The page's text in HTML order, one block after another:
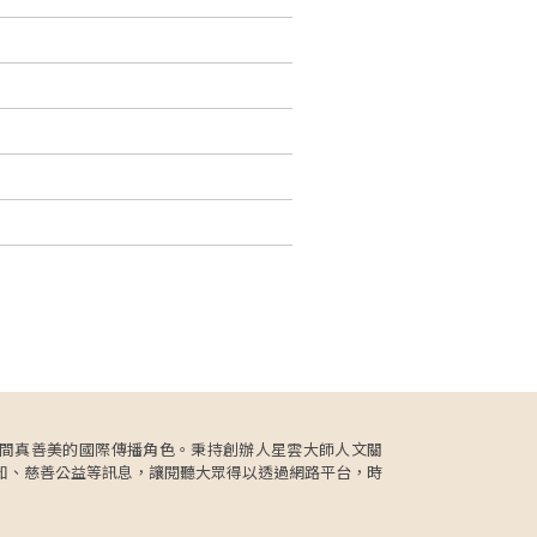
真善美的國際傳播角色。秉持創辦人星雲大師人文關
慈善公益等訊息，讓閱聽大眾得以透過網路平台，時